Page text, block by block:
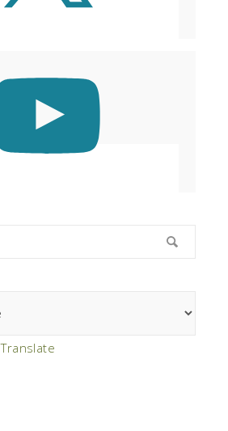
Translate